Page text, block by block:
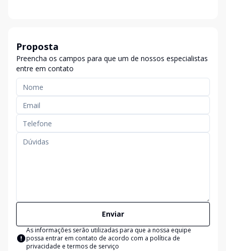
Proposta
Preencha os campos para que um de nossos especialistas
entre em contato
Enviar
As informações serão utilizadas para que a nossa equipe
possa entrar em contato de acordo com a política de
privacidade e termos de serviço